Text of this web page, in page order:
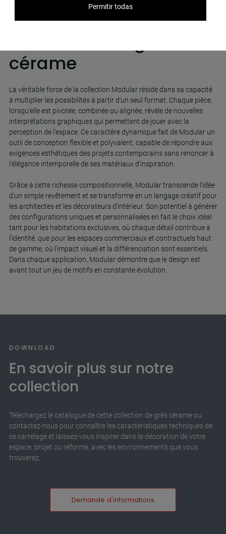
cérame
La véritable force de la collection Modular réside dans sa capacité
à multiplier les possibilités à partir d'un seul format. Chaque pièce,
lorsqu'elle est pivotée, combinée ou alignée, révèle de nouvelles
interprétations graphiques qui permettent de jouer avec la
perception de l'espace. Ce caractère dynamique fait de Modular un
outil de conception flexible et polyvalent, capable de répondre aux
exigences esthétiques des projets contemporains sans renoncer à
l'élégance intemporelle de ses matériaux d'inspiration.
Grâce à cette richesse compositionnelle, Modular transcende l'idée
d'un simple revêtement et se transforme en un langage créatif pour
les architectes et les décorateurs d'intérieur. Son potentiel à générer
des configurations uniques et personnalisées en fait le choix idéal
tant pour les habitations exclusives, où chaque détail contribue à
l'identité, que pour les espaces commerciaux et contractuels haut
de gamme, où l'impact visuel et la différenciation sont essentiels.
Dans chaque application, Modular démontre que le design est
avant tout un jeu de motifs en constante évolution.
DOWNLOAD
En savoir plus sur notre
collection
Téléchargez le catalogue de cette collection de grès cérame ou
contactez-nous pour connaître les caractéristiques techniques de
ce carrelage et laissez-vous inspirer dans la décoration de votre
espace, projet ou réforme, avec les environnements que vous
trouverez.
Demande d'informations
Permitir todas